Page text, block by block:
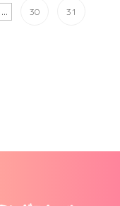
... 30 31